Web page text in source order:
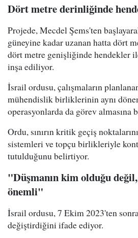
Dört metre derinliğinde
Projede, Mecdel Şems'ten
güneyine kadar uzanan hatta dört
dört metre genişliğinde hendekler
inşa ediliyor.
İsrail ordusu, çalışmaların
mühendislik birliklerinin aynı
operasyonlarda da görev almasına
Ordu, sınırın kritik geçiş
sistemleri ve topçu birlikleriyle
tutulduğunu belirtiyor.
"Düşmanın kim olduğu
önemli"
İsrail ordusu, 7 Ekim 2023'ten
değiştirdiğini ifade ediyor.